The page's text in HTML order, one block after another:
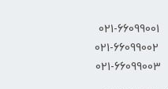
​021-66099002